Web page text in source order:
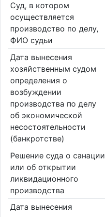
Суд, в котором
осуществляется
производство по делу,
ФИО судьи
Дата вынесения
хозяйственным судом
определения о
возбуждении
производства по делу
об экономической
несостоятельности
(банкротстве)
Решение суда о санации
или об открытии
ликвидационного
производства
Дата вынесения